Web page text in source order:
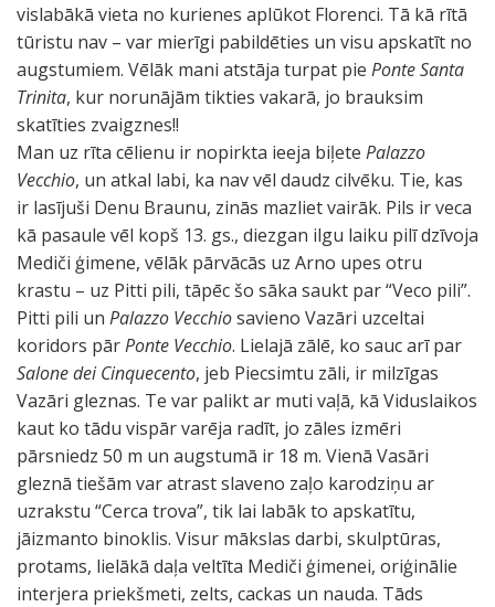
vislabākā vieta no kurienes aplūkot Florenci. Tā kā rītā
tūristu nav – var mierīgi pabildēties un visu apskatīt no
augstumiem. Vēlāk mani atstāja turpat pie Ponte Santa
Trinita, kur norunājām tikties vakarā, jo brauksim
skatīties zvaigznes!!
Man uz rīta cēlienu ir nopirkta ieeja biļete Palazzo
Vecchio, un atkal labi, ka nav vēl daudz cilvēku. Tie, kas
ir lasījuši Denu Braunu, zinās mazliet vairāk. Pils ir veca
kā pasaule vēl kopš 13. gs., diezgan ilgu laiku pilī dzīvoja
Mediči ģimene, vēlāk pārvācās uz Arno upes otru
krastu – uz Pitti pili, tāpēc šo sāka saukt par “Veco pili”.
Pitti pili un Palazzo Vecchiosavieno Vazāri uzceltai
koridors pārPonte Vecchio. Lielajā zālē, ko sauc arī par
Salone dei Cinquecento, jeb Piecsimtu zāli, ir milzīgas
Vazāri gleznas. Te var palikt ar muti vaļā, kā Viduslaikos
kaut ko tādu vispār varēja radīt, jo zāles izmēri
pārsniedz 50 m un augstumā ir 18 m. Vienā Vasāri
gleznā tiešām var atrast slaveno zaļo karodziņu ar
uzrakstu “Cerca trova”, tik lai labāk to apskatītu,
jāizmanto binoklis. Visur mākslas darbi, skulptūras,
protams, lielākā daļa veltīta Mediči ģimenei, oriģinālie
interjera priekšmeti, zelts, cackas un nauda. Tāds